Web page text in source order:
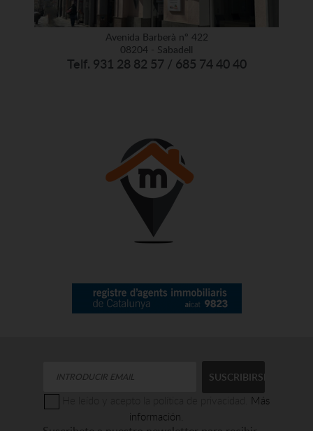
Avenida Barberà nº 422
08204 - Sabadell
Telf. 931 28 82 57 / 685 74 40 40
Más
información.